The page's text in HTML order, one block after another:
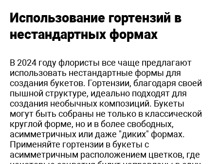
Использование гортензий в
нестандартных формах
В 2024 году флористы все чаще предлагают
использовать нестандартные формы для
создания букетов. Гортензии, благодаря своей
пышной структуре, идеально подходят для
создания необычных композиций. Букеты
могут быть собраны не только в классической
круглой форме, но и в более свободных,
асимметричных или даже "диких" формах.
Применяйте гортензии в букеты с
асимметричным расположением цветков, где